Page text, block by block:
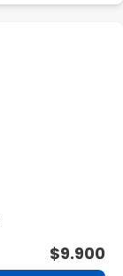
$9.900